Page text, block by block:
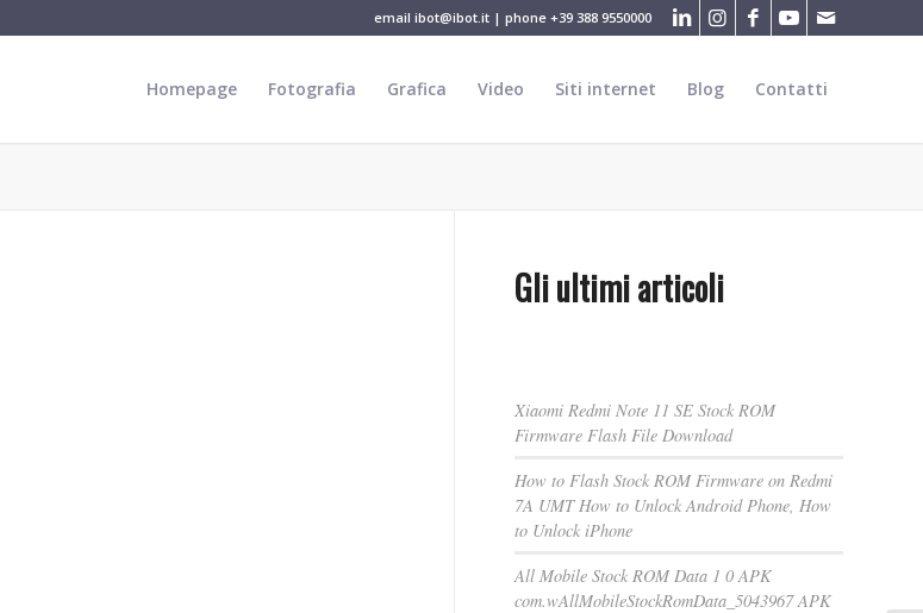
email ibot@ibot.it | phone +39 388 9550000
Homepage Fotografia Grafica Video Siti internet Blog Contatti
Gli ultimi articoli
Xiaomi Redmi Note 11 SE Stock ROM
Firmware Flash File Download
How to Flash Stock ROM Firmware on Redmi
7A UMT How to Unlock Android Phone, How
to Unlock iPhone
All Mobile Stock ROM Data 1 0 APK
com.wAllMobileStockRomData_5043967 APK